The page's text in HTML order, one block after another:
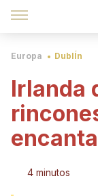
Europa DublÍn
Irlanda
4 minutos